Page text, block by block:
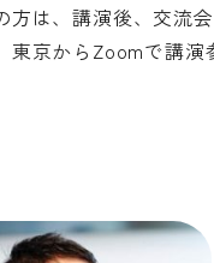
は、講演後、交流
京からZoomで講演